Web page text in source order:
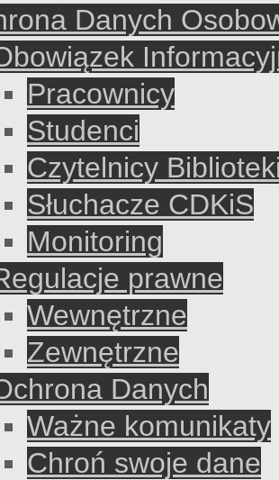
Danych
Pracownicy
Studenci
Czytelnicy
Słuchacze CDKiS
Monitoring
prawne
Wewnętrzne
Zewnętrzne
Danych
Ważne komunikaty
Chroń swoje dane